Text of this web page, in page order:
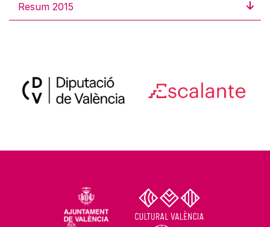
Resum 2015